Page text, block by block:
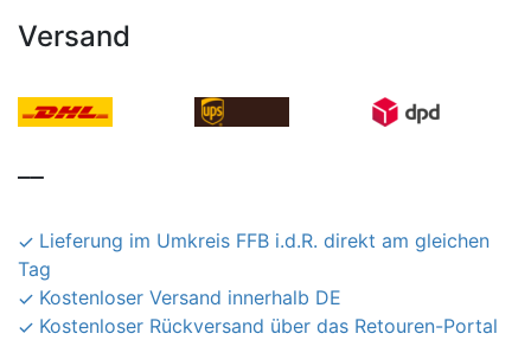
Versand
Lieferung im Umkreis FFB i.d.R. direkt am gleichen
Tag
Kostenloser Versand innerhalb DE
Kostenloser Rückversand über das Retouren-Portal